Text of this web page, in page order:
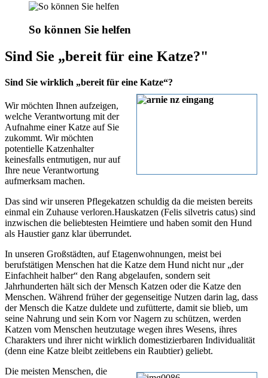
So können Sie helfen
Sind Sie „bereit für eine Katze?"
Sind Sie wirklich „bereit für eine Katze“?
Wir möchten Ihnen aufzeigen,
welche Verantwortung mit der
Aufnahme einer Katze auf Sie
zukommt. Wir möchten
potentielle Katzenhalter
keinesfalls entmutigen, nur auf
Ihre neue Verantwortung
aufmerksam machen.
Das sind wir unseren Pflegekatzen schuldig da die meisten bereits
einmal ein Zuhause verloren.Hauskatzen (Felis silvetris catus) sind
inzwischen die beliebtesten Heimtiere und haben somit den Hund
als Haustier ganz klar überrundet.
In unseren Großstädten, auf Etagenwohnungen, meist bei
berufstätigen Menschen hat die Katze dem Hund nicht nur „der
Einfachheit halber“ den Rang abgelaufen, sondern seit
Jahrhunderten hält sich der Mensch Katzen oder die Katze den
Menschen. Während früher der gegenseitige Nutzen darin lag, dass
der Mensch die Katze duldete und zufütterte, damit sie blieb, um
seine Nahrung und sein Korn vor Nagern zu schützen, werden
Katzen vom Menschen heutzutage wegen ihres Wesens, ihres
Charakters und ihrer nicht wirklich domestizierbaren Individualität
(denn eine Katze bleibt zeitlebens ein Raubtier) geliebt.
Die meisten Menschen, die